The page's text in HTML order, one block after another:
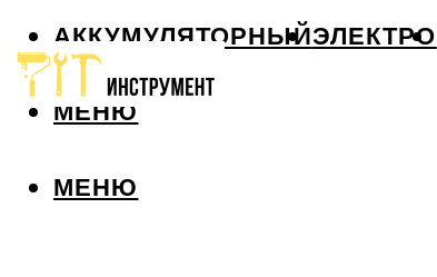
АККУМУЛЯТОРНЫЙЭЛЕКТРО
МЕНЮ
МЕНЮ